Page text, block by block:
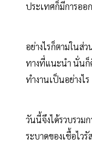
ประเทศก็มีการออ
อย่างไรก็ตามใน
ทางที่แนะนำ นั่นก็
ทำงานเป็นอย่างไร
วันนี้จึงได้รวบรวม
ระบาดของเชื้อไวรั